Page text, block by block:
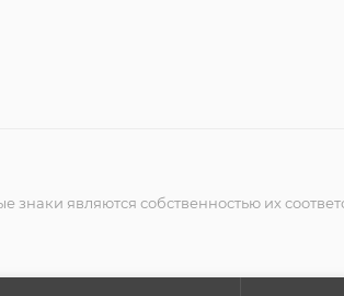
являются собственностью их